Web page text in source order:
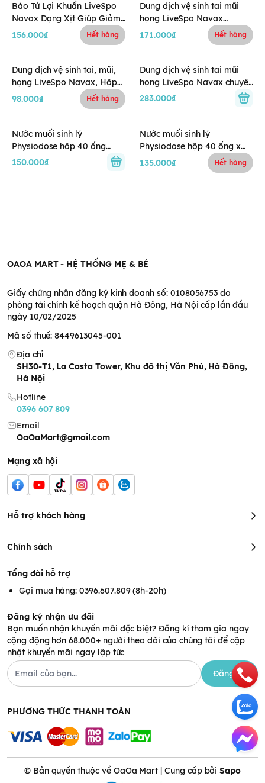
Bào Tử Lợi Khuẩn LiveSpo
Navax Dạng Xịt Giúp Giảm
Nguy Cơ Viêm Đường Tai,
Mũi, Họng 20ml (mọi lứa
156.000₫ Hết hàng
Dung dịch vệ sinh tai mũi
họng LiveSpo Navax
10x4ml (0-2Y)
171.000₫ Hết hàng
Dung dịch vệ sinh tai, mũi,
họng LiveSpo Navax, Hộp
5*5ml (0-2Y)
98.000₫ Hết hàng
Dung dịch vệ sinh tai mũi
họng LiveSpo Navax chuyên
dụng 10*4ml (0M+)
283.000₫
Nước muối sinh lý
Physiodose hôp 40 ống
(5ml/ống) - Hồng
150.000₫
Nước muối sinh lý
Physiodose hộp 40 ống x
5ml (Thuần chay - Xanh lá)
135.000₫ Hết hàng
OAOA MART - HỆ THỐNG MẸ & BÉ
Giấy chứng nhận đăng ký kinh doanh số: 0108056753 do
phòng tài chính kế hoạch quận Hà Đông, Hà Nội cấp lần đầu
ngày 10/02/2025
Mã số thuế: 8449613045-001
Địa chỉ
SH30-T1, La Casta Tower, Khu đô thị Văn Phú, Hà Đông,
Hà Nội
Hotline
0396 607 809
Email
OaOaMart@gmail.com
Mạng xã hội
Hỗ trợ khách hàng
Chính sách
Tổng đài hỗ trợ
Gọi mua hàng: 0396.607.809 (8h-20h)
Đăng ký nhận ưu đãi
Bạn muốn nhận khuyến mãi đặc biệt? Đăng kí tham gia ngay
cộng động hơn 68.000+ người theo dõi của chúng tôi để cập
nhật khuyến mãi ngay lập tức
Đăng ký
PHƯƠNG THỨC THANH TOÁN
© Bản quyền thuộc về OaOa Mart | Cung cấp bởiSapo